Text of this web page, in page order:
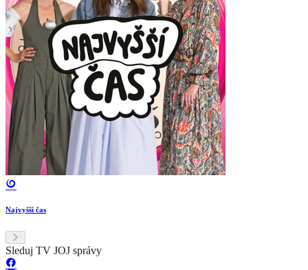
Najvyšší čas
Sleduj TV JOJ správy